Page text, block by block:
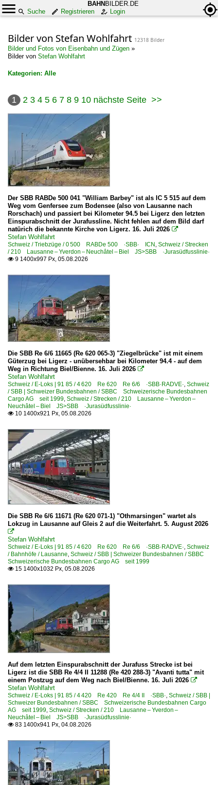
BAHN BILDER.DE
Suche
Registrieren Login
Bilder von Stefan Wohlfahrt 12318 Bilder
Bilder und Fotos von Eisenbahn und Zügen »
Bilder von Stefan Wohlfahrt
Kategorien: Alle
Alle Kategorien
Bahnbilder-Treffen
Treffen 2008
2008-08-30 Lindau
Treffen 2009
2009-08-22 Andermatt|Göschenen
Treffen 2011
2011-10-01 Brienz und BRB
2011-10-29 Strasbourg
2012-09-29/30 Brienz und BRB
2012-12-08 Konstanz
Treffen 2015
Singen (Hohentwiel)
Treffen 2017
Mini-BB.de Treffen BAM
Treffen 2018
Mini-BB.de Treffen St.Gallen/Appenzell
Belgien
Bahnhöfe
Bruxelles (sonstige)
Bruxelles Midi (Südbahnhof)
Namur
Dieselloks
BR 52 · BR 53 · BR 54
BR 11
BR 15
BR 20
BR 27 HLE
E-Loks | Mehrsystem
BR 16
AM 56 BUDD
AM 62-79
TGV PBKA ·Thalys·Eurostar· Rame 4301-4307, 4321-
1 2 3 4 5 6 7 8 9 10 nächste Seite >>
Der SBB RABDe 500 041 "William Barbey" ist als IC 5 515 auf dem
Weg vom Genfersee zum Bodensee (also von Lausanne nach
Rorschach) und passiert bei Kilometer 94.5 bei Ligerz den letzten
Einspurabschnitt der Jurafussline. Nicht fehlen auf dem Bild darf
natürich die bekannte Kirche von Ligerz. 16. Juli 2026 
Stefan Wohlfahrt
Schweiz / Triebzüge / 0 500 RABDe 500 ·SBB· ICN , Schweiz / Strecken
/ 210 Lausanne – Yverdon – Neuchâtel – Biel JS>SBB ·Jurasüdfusslinie·
 9 1400x997 Px, 05.08.2026
Die SBB Re 6/6 11665 (Re 620 065-3) "Ziegelbrücke" ist mit einem
Güterzug bei Ligerz - unübersehbar bei Kilometer 94.4 - auf dem
Weg in Richtung Biel/Bienne. 16. Juli 2026 
Stefan Wohlfahrt
Schweiz / E-Loks | 91 85 / 4 620 Re 620 Re 6/6 ·SBB·RADVE·, Schweiz
/ SBB | Schweizer Bundesbahnen / SBBC Schweizerische Bundesbahnen
Cargo AG seit 1999, Schweiz / Strecken / 210 Lausanne – Yverdon –
Neuchâtel – Biel JS>SBB ·Jurasüdfusslinie·
 10 1400x921 Px, 05.08.2026
Die SBB Re 6/6 11671 (Re 620 071-1) "Othmarsingen" wartet als
Lokzug in Lausanne auf Gleis 2 auf die Weiterfahrt. 5. August 2026

Stefan Wohlfahrt
Schweiz / E-Loks | 91 85 / 4 620 Re 620 Re 6/6 ·SBB·RADVE·, Schweiz
/ Bahnhöfe / Lausanne, Schweiz / SBB | Schweizer Bundesbahnen / SBBC
Schweizerische Bundesbahnen Cargo AG seit 1999
 15 1400x1032 Px, 05.08.2026
Auf dem letzten Einspurabschnitt der Jurafuss Strecke ist bei
Ligerz ist die SBB Re 4/4 II 11288 (Re 420 288-3) "Avanti tutta" mit
einem Postzug auf dem Weg nach Biel/Bienne. 16. Juli 2026 
Stefan Wohlfahrt
Schweiz / E-Loks | 91 85 / 4 420 Re 420 Re 4/4 II ·SBB·, Schweiz / SBB |
Schweizer Bundesbahnen / SBBC Schweizerische Bundesbahnen Cargo
AG seit 1999, Schweiz / Strecken / 210 Lausanne – Yverdon –
Neuchâtel – Biel JS>SBB ·Jurasüdfusslinie·
 83 1400x941 Px, 04.08.2026